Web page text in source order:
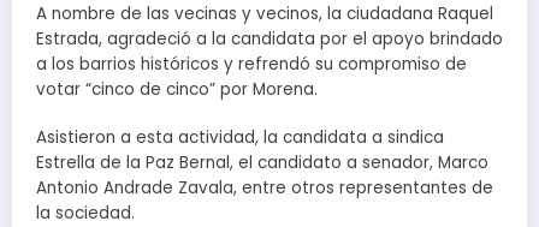
A nombre de las vecinas y vecinos, la ciudadana Raquel
Estrada, agradeció a la candidata por el apoyo brindado
a los barrios históricos y refrendó su compromiso de
votar “cinco de cinco” por Morena.
Asistieron a esta actividad, la candidata a sindica
Estrella de la Paz Bernal, el candidato a senador, Marco
Antonio Andrade Zavala, entre otros representantes de
la sociedad.